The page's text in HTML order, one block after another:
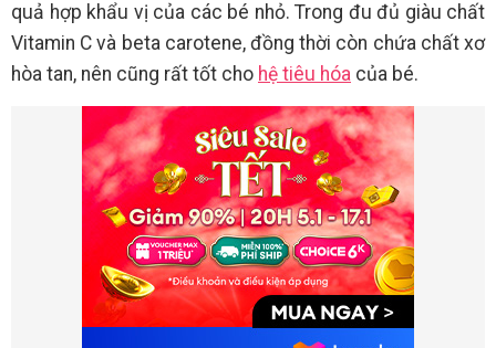
quả hợp khẩu vị của các bé nhỏ. Trong đu đủ giàu chất
Vitamin C và beta carotene, đồng thời còn chứa chất xơ
hòa tan, nên cũng rất tốt cho hệ tiêu hóa của bé.